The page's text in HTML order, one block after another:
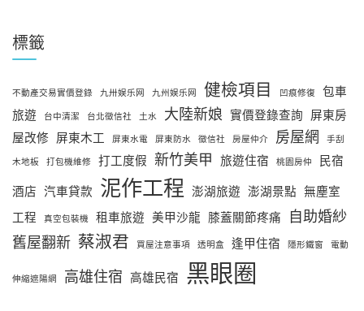
標籤
不動產交易實價登錄 九卅娱乐网 九州娱乐网 健檢項目 凹痕修復
包車
旅遊
台中清潔 台北徵信社 土水 大陸新娘 實價登錄查詢 屏東房
屋改修 屏東木工 屏東水電 屏東防水 徵信社 房屋仲介 房屋網
手刮
木地板
打包機維修 打工度假 新竹美甲 旅遊住宿 桃園房仲
民宿
酒店 汽車貸款 泥作工程 澎湖旅遊 澎湖景點 無塵室
工程
真空包裝機 租車旅遊 美甲沙龍 膝蓋關節疼痛
自助婚紗
舊屋翻新 蔡淑君 買屋注意事項 透明盒 逢甲住宿 隱形鐵窗 電動
伸縮遮陽網 高雄住宿 高雄民宿 黑眼圈